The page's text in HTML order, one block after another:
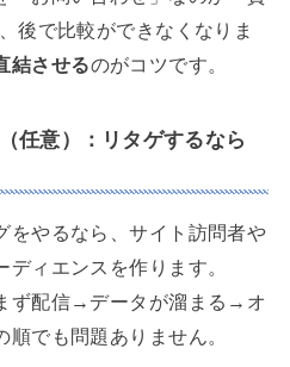
後で比較ができなくなりま
結させるのがコツです。
任意）：リタゲするなら
をやるなら、サイト訪問者や
ィエンスを作ります。
ず配信→データが溜まる→オ
でも問題ありません。